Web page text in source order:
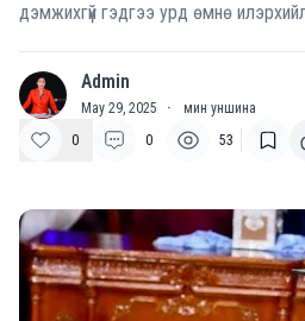
дэмжихгүй гэдгээ урд өмнө
A Admin
May 29, 2025 ·
мин уншина
0
0 53